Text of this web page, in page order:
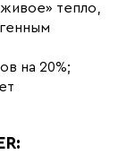
тепло,
на 20%;